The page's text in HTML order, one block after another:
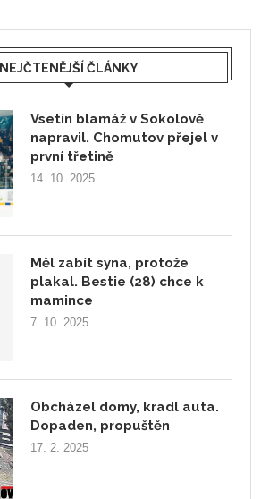
NEJČTENĚJŠÍ ČLÁNKY
Vsetín blamáž v Sokolově
napravil. Chomutov přejel v
první třetině
14. 10. 2025
Měl zabít syna, protože
plakal. Bestie (28) chce k
mamince
7. 10. 2025
Obcházel domy, kradl auta.
Dopaden, propuštěn
17. 2. 2025